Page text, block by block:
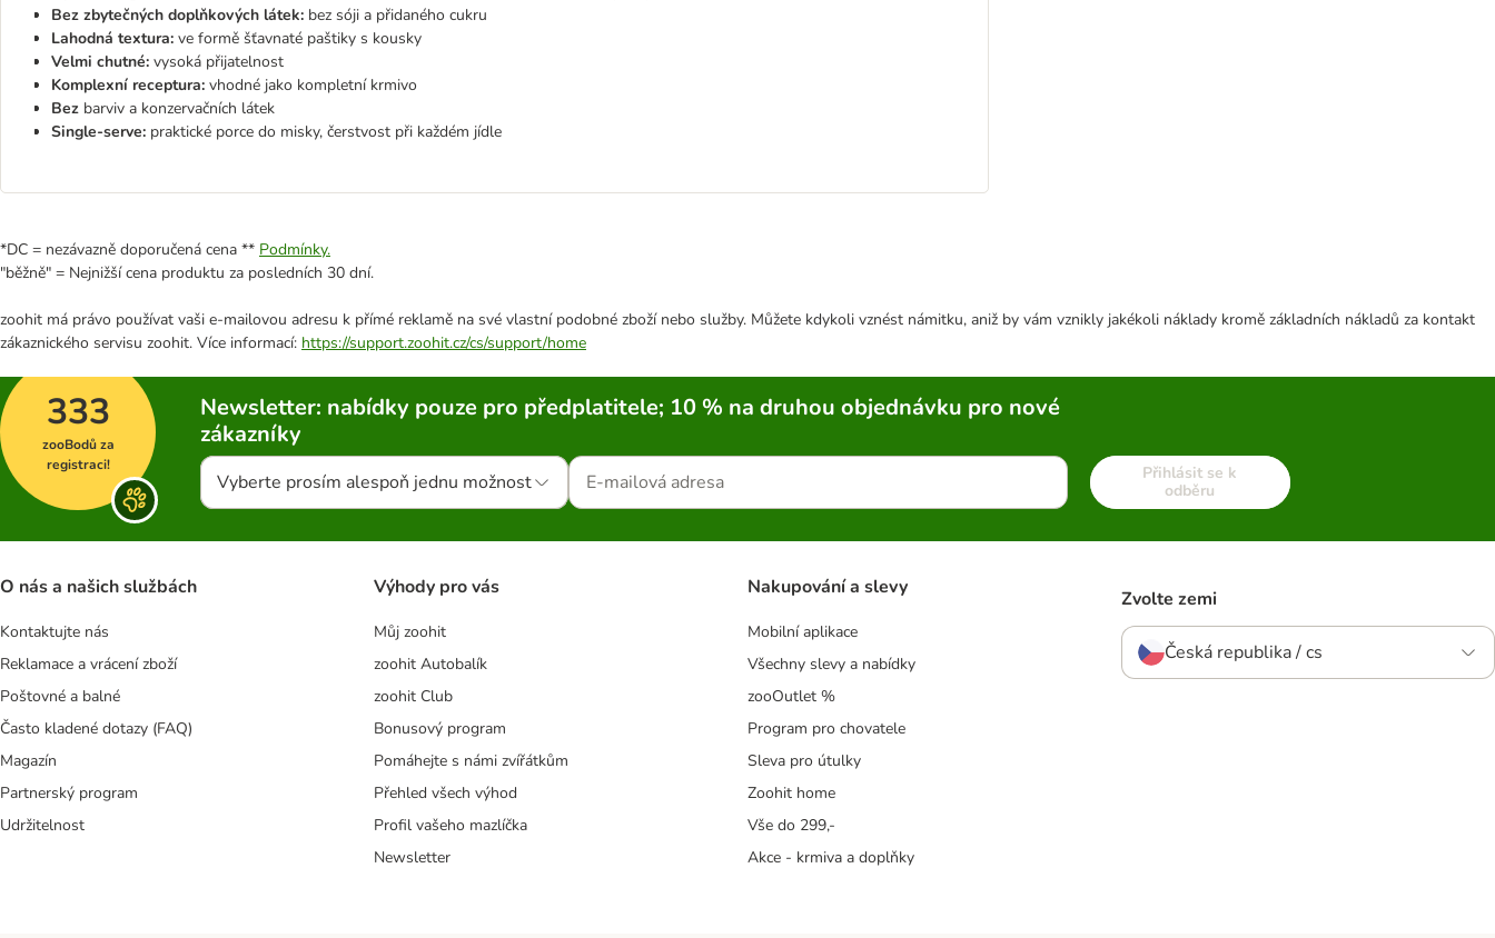
Bez zbytečných doplňkových látek: bez sóji a přidaného cukru
Lahodná textura: ve formě šťavnaté paštiky s kousky
Velmi chutné: vysoká přijatelnost
Komplexní receptura: vhodné jako kompletní krmivo
Bez barviv a konzervačních látek
Single-serve: praktické porce do misky, čerstvost při každém jídle
*DC = nezávazně doporučená cena ** Podmínky.
"běžně" = Nejnižší cena produktu za posledních 30 dní.
zoohit má právo používat vaši e-mailovou adresu k přímé reklamě na své vlastní podobné zboží nebo služby. Můžete kdykoli vznést námitku, aniž by vám vznikly jakékoli náklady kromě základních nákladů za kontakt
zákaznického servisu zoohit. Více informací: https://support.zoohit.cz/cs/support/home
333
zooBodů za
registraci!
Newsletter: nabídky pouze pro předplatitele; 10 % na druhou objednávku pro nové
zákazníky
Vyberte prosím alespoň jednu možnost
Přihlásit se k
odběru
O nás a našich službách
Kontaktujte nás
Reklamace a vrácení zboží
Poštovné a balné
Často kladené dotazy (FAQ)
Magazín
Partnerský program
Udržitelnost
Výhody pro vás
Můj zoohit
zoohit Autobalík
zoohit Club
Bonusový program
Pomáhejte s námi zvířátkům
Přehled všech výhod
Profil vašeho mazlíčka
Newsletter
Nakupování a slevy
Mobilní aplikace
Všechny slevy a nabídky
zooOutlet %
Program pro chovatele
Sleva pro útulky
Zoohit home
Vše do 299,-
Akce - krmiva a doplňky
Zvolte zemi
Česká republika / cs